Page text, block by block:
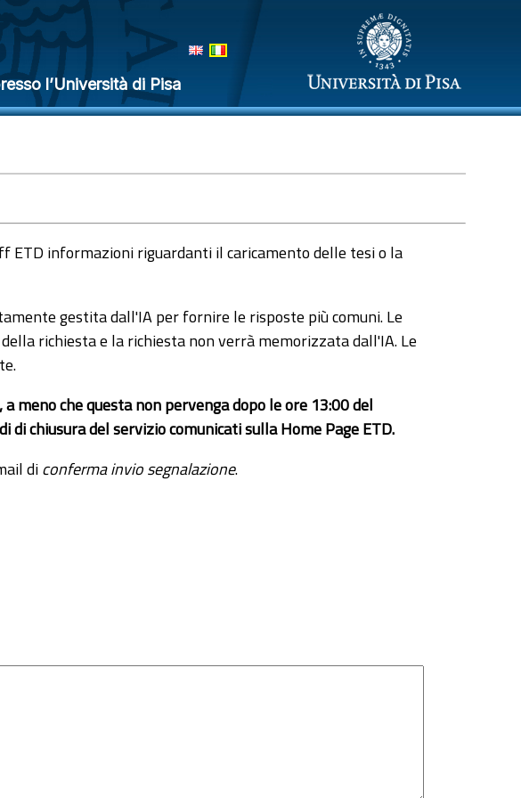
l’Università di Pisa
ETD informazioni riguardanti il caricamento delle tesi o la
gestita dall'IA per fornire le risposte più comuni. Le
richiesta e la richiesta non verrà memorizzata dall'IA. Le
meno che questa non pervenga dopo le ore 13:00 del
chiusura del servizio comunicati sulla Home Page ETD.
diconferma invio segnalazione.